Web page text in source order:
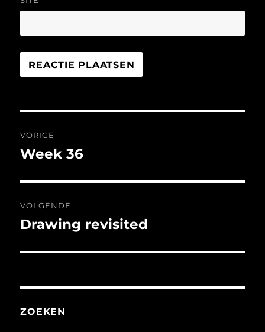
navigatie
VORIGE
Vorig
Week 36
VOLGENDE
Volgend
Drawing revisited
ZOEKEN